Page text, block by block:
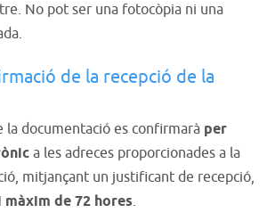
No pot ser una fotocòpia ni una
de la recepció de la
la documentació es confirmarà per
a les adreces proporcionades a la
mitjançant un justificant de recepció,
de 72 hores.